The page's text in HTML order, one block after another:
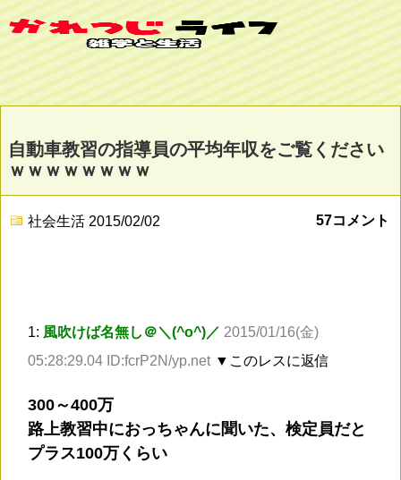
自動車教習の指導員の平均年収をご覧ください
ｗｗｗｗｗｗｗｗ
社会生活 2015/02/02 57コメント
1: 風吹けば名無し＠＼(^o^)／ 2015/01/16(金)
05:28:29.04 ID:fcrP2N/yp.net ▼このレスに返信
300～400万
路上教習中におっちゃんに聞いた、検定員だと
プラス100万くらい